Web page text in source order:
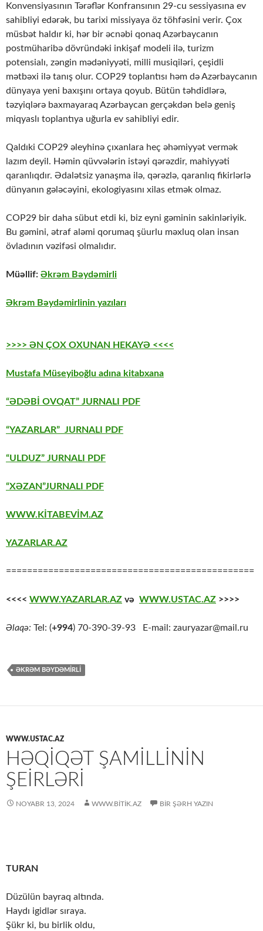
Konvensiyasının Tərəflər Konfransının 29-cu sessiyasına ev
sahibliyi edərək, bu tarixi missiyaya öz töhfəsini verir. Çox
müsbət haldır ki, hər bir əcnəbi qonaq Azərbaycanın
postmüharibə dövründəki inkişaf modeli ilə, turizm
potensialı, zəngin mədəniyyəti, milli musiqiləri, çeşidli
mətbəxi ilə tanış olur. COP29 toplantısı həm də Azərbaycanın
dünyaya yeni baxışını ortaya qoyub. Bütün təhdidlərə,
təzyiqlərə baxmayaraq Azərbaycan gerçəkdən belə geniş
miqyaslı toplantıya uğurla ev sahibliyi edir.
Qaldıki COP29 əleyhinə çıxanlara heç əhəmiyyət vermək
lazım deyil. Həmin qüvvələrin istəyi qərəzdir, mahiyyəti
qaranlıqdır. Ədalətsiz yanaşma ilə, qərəzlə, qaranlıq fikirlərlə
dünyanın gələcəyini, ekologiyasını xilas etmək olmaz.
COP29 bir daha sübut etdi ki, biz eyni gəminin sakinləriyik.
Bu gəmini, ətraf aləmi qorumaq şüurlu məxluq olan insan
övladının vəzifəsi olmalıdır.
Müəllif: Əkrəm Bəydəmirli
Əkrəm Bəydəmirlinin yazıları
>>>> ƏN ÇOX OXUNAN HEKAYƏ <<<<
Mustafa Müseyiboğlu adına kitabxana
“ƏDƏBİ OVQAT” JURNALI PDF
“YAZARLAR” JURNALI PDF
“ULDUZ” JURNALI PDF
“XƏZAN”JURNALI PDF
WWW.KİTABEVİM.AZ
YAZARLAR.AZ
===============================================
<<<< WWW.YAZARLAR.AZ və WWW.USTAC.AZ >>>>
Əlaqə: Tel: (+994) 70-390-39-93 E-mail: zauryazar@mail.ru
ƏKRƏM BƏYDƏMIRLI
WWW.USTAC.AZ
HƏQIQƏT ŞAMILLININ
ŞEIRLƏRI
NOYABR 13, 2024 WWW.BITIK.AZ BIR ŞƏRH YAZIN
TURAN
Düzülün bayraq altında.
Haydı igidlər sıraya.
Şükr ki, bu birlik oldu,